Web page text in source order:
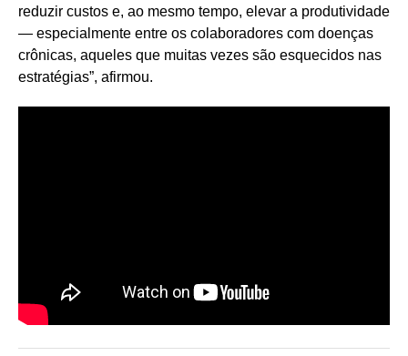
reduzir custos e, ao mesmo tempo, elevar a produtividade
— especialmente entre os colaboradores com doenças
crônicas, aqueles que muitas vezes são esquecidos nas
estratégias”, afirmou.